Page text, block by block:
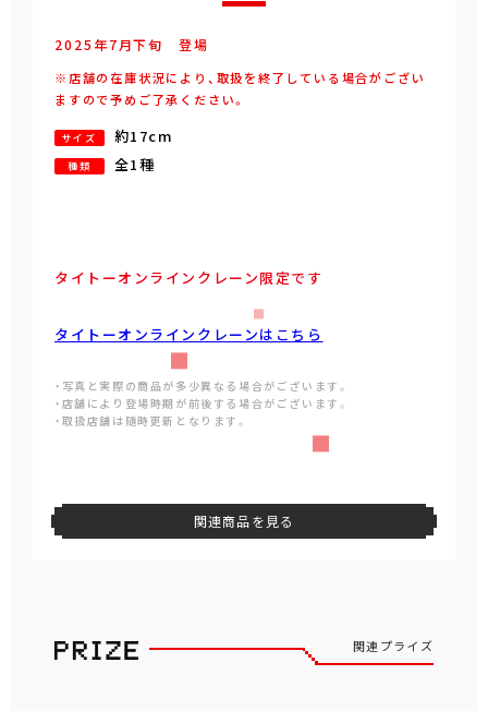
2025年7月下旬 登場
※店舗の在庫状況により、取扱を終了している場合がござい
ますので予めご了承ください。
サイズ 約17cm
種類 全1種
タイトーオンラインクレーン限定です
タイトーオンラインクレーンはこちら
・写真と実際の商品が多少異なる場合がございます。
・店舗により登場時期が前後する場合がございます。
・取扱店舗は随時更新となります。
関連商品を見る
関連プライズ